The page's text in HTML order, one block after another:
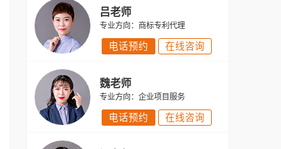
吕老师
专业方向：商标专利代理
电话预约 在线咨询
魏老师
专业方向：企业项目服务
电话预约 在线咨询